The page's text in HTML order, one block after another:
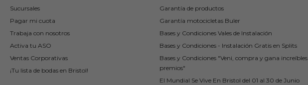
Sucursales
Pagar mi cuota
Trabaja con nosotros
Activa tu ASO
Ventas Corporativas
¡Tu lista de bodas en Bristol!
Garantía de productos
Garantía motocicletas Buler
Bases y Condiciones Vales de Instalación
Bases y Condiciones - Instalación Gratis en Splits
Bases y Condiciones "Veni, compra y gana increíbles
premios"
El Mundial Se Vive En Bristol del 01 al 30 de Junio